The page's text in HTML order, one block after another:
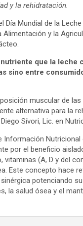
y la rehidratación.
Día Mundial de la
y la
que la
sino entre
muscular de
alternativa para la
Sívori, Lic. en
Información
por el beneficio
(A, D y del
Este concepto hace
potenciando
la salud ósea y el